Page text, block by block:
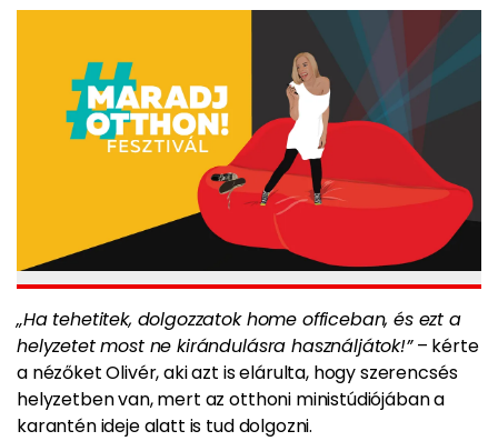
„Ha tehetitek, dolgozzatok home officeban, és ezt a
helyzetet most ne kirándulásra használjátok!”– kérte
a nézőket Olivér, aki azt is elárulta, hogy szerencsés
helyzetben van, mert az otthoni ministúdiójában a
karantén ideje alatt is tud dolgozni.